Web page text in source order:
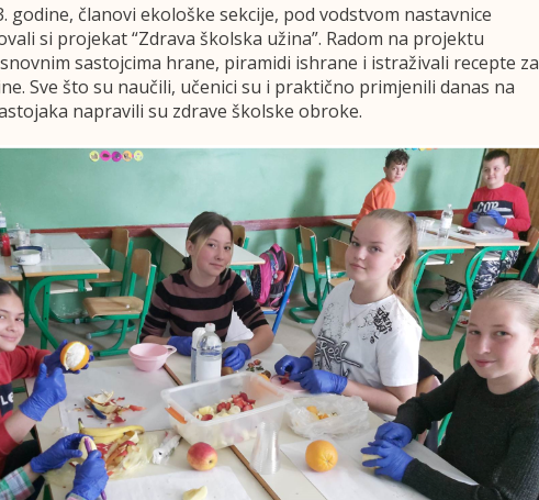
godine, članovi ekološke sekcije, pod vodstvom nastavnice
si projekat “Zdrava školska užina”. Radom na projektu
sastojcima hrane, piramidi ishrane i istraživali recepte za
Sve što su naučili, učenici su i praktično primjenili danas na
napravili su zdrave školske obroke.